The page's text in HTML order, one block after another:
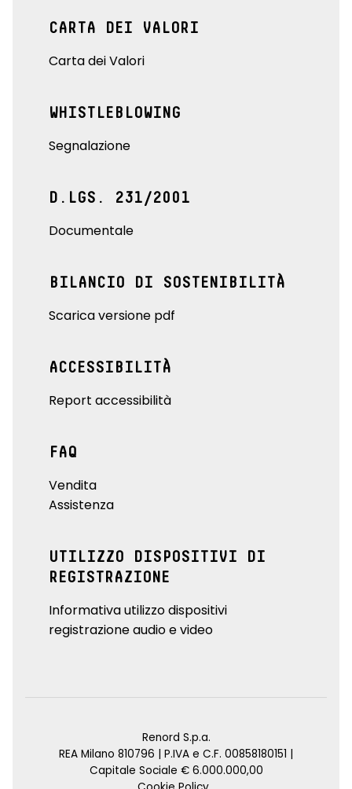
CARTA DEI VALORI
Carta dei Valori
WHISTLEBLOWING
Segnalazione
D.LGS. 231/2001
Documentale
BILANCIO DI SOSTENIBILITÀ
Scarica versione pdf
ACCESSIBILITÀ
Report accessibilità
FAQ
Vendita
Assistenza
UTILIZZO DISPOSITIVI DI
REGISTRAZIONE
Informativa utilizzo dispositivi
registrazione audio e video
Renord S.p.a.
REA Milano 810796 | P.IVA e C.F. 00858180151 |
Capitale Sociale € 6.000.000,00